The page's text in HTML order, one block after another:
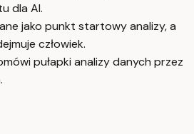
dla AI.
jako punkt startowy analizy, a
człowiek.
pułapki analizy danych przez